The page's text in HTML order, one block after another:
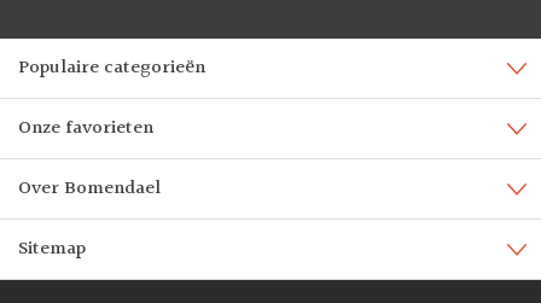
Populaire categorieën
Onze favorieten
Over Bomendael
Sitemap